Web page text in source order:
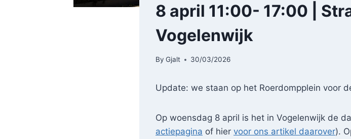
8 april 11:00- 17:00 |
Vogelenwijk
By Gjalt 30/03/2026
Update: we staan op het Roerdompplein voor
Op woensdag 8 april is het in Vogelenwijk de
actiepagina of hier voor ons artikel daarover).